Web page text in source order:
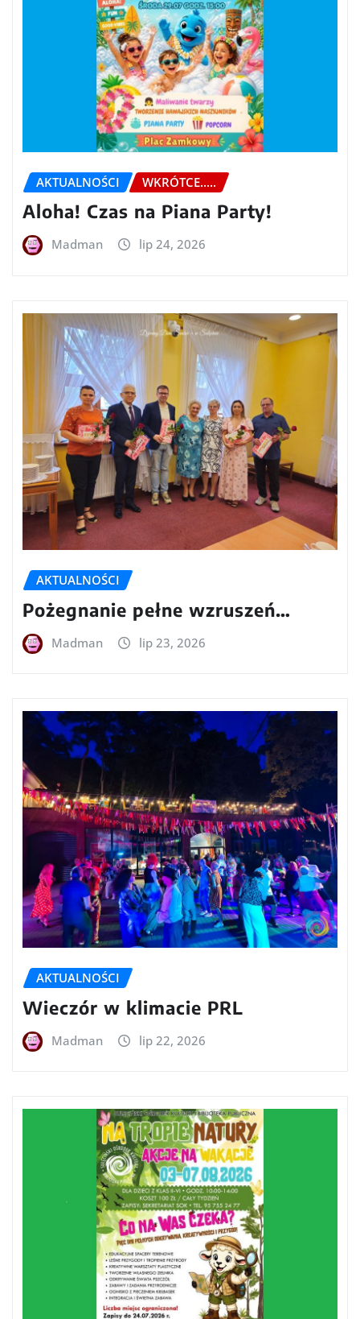
AKTUALNOŚCI WKRÓTCE.....
Aloha! Czas na Piana Party!
Madman lip 24, 2026
AKTUALNOŚCI
Pożegnanie pełne wzruszeń…
Madman lip 23, 2026
AKTUALNOŚCI
Wieczór w klimacie PRL
Madman lip 22, 2026